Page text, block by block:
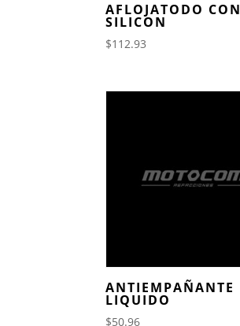
AFLOJATODO CON
SILICON
$112.93
ANTIEMPAÑANTE
LIQUIDO
$50.96